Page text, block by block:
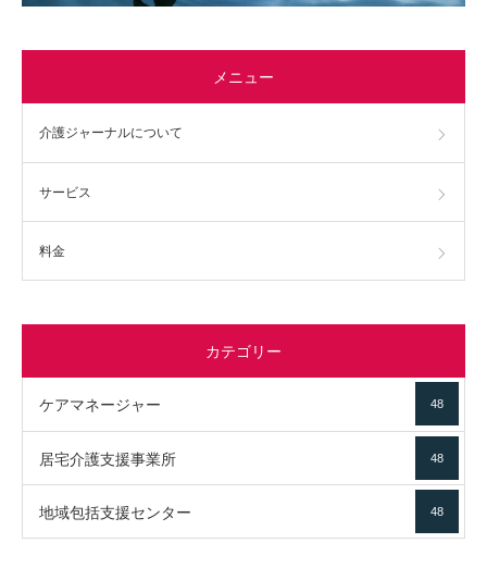
メニュー
介護ジャーナルについて
サービス
料金
カテゴリー
ケアマネージャー 48
居宅介護支援事業所 48
地域包括支援センター 48